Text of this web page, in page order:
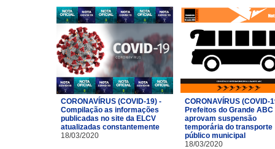
CORONAVÍRUS (COVID-19) -
Compilação as informações
publicadas no site da ELCV
atualizadas constantemente
18/03/2020
CORONAVÍRUS (COVID-
Prefeitos do Grande ABC
aprovam suspensão
temporária do transporte
público municipal
18/03/2020